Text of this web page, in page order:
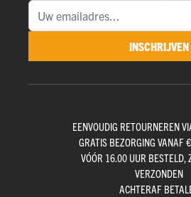
INSCHRIJVEN
EENVOUDIG RETOURNEREN
GRATIS BEZORGING VANAF
VÓÓR 16.00 UUR BESTELD,
VERZONDEN
ACHTERAF